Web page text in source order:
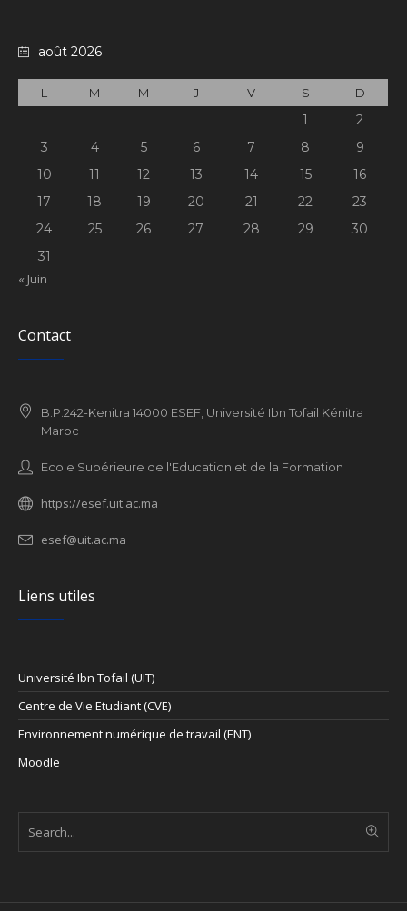
août 2026
L M M J V S D
1
2
3
4 5 6 7 8
9
10
11 12 13 14 15
16
17
18 19 20 21 22
23
24
25 26 27 28 29
30
31
« Juin
Contact
B.P.242-Kenitra 14000 ESEF, Université Ibn Tofail Kénitra
Maroc
Ecole Supérieure de l'Education et de la Formation
https://esef.uit.ac.ma
esef@uit.ac.ma
Liens utiles
Université Ibn Tofail (UIT)
Centre de Vie Etudiant (CVE)
Environnement numérique de travail (ENT)
Moodle